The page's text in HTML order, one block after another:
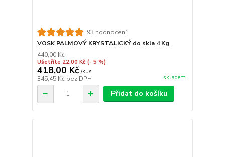
93 hodnocení
VOSK PALMOVÝ KRYSTALICKÝ do skla 4 Kg
440,00 Kč
Ušetříte 22,00 Kč (- 5 %)
418,00 Kč /kus
345,45 Kč bez DPH skladem
Přidat do košíku